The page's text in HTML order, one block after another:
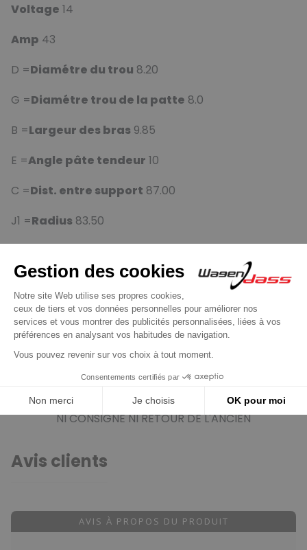
Voltage 14
Amp 43
D =Diamétre du trou 8.20
G =Diamétre trou de la patte 8.0
B =Largeur des bras 9.85
E =Angle pâte tendeur 10
C =Dist. entre support 87.00
J1 =Radius 83.50
RotationCr
Connecteur regulateurPL22
VentilateurIf
marque générique
GARANTIE 2 ANS
NI CONSIGNE NI RETOUR DE L'ANCIEN
Avis clients
AVIS À PROPOS DU PRODUIT